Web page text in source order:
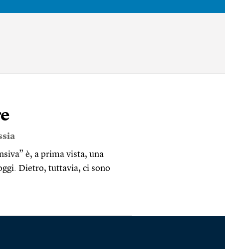
è, a prima vista, una
Dietro, tuttavia, ci sono